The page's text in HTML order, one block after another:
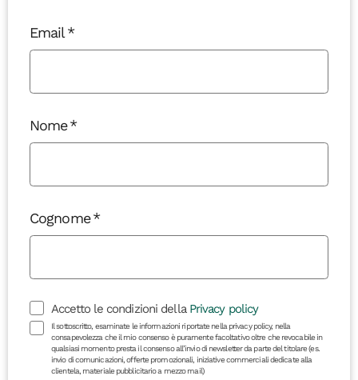
Email
Nome
Cognome
Accetto le condizioni della Privacy policy
Il sottoscritto, esaminate le informazioni riportate nella privacy policy, nella
consapevolezza che il mio consenso è puramente facoltativo oltre che revocabile in
qualsiasi momento presta il consenso all’invio di newsletter da parte del titolare (es.
invio di comunicazioni, offerte promozionali, iniziative commerciali dedicate alla
clientela, materiale pubblicitario a mezzo mail)